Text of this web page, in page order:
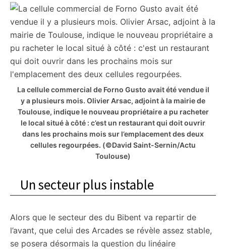
La cellule commercial de Forno Gusto avait été vendue il
y a plusieurs mois. Olivier Arsac, adjoint à la mairie de
Toulouse, indique le nouveau propriétaire a pu racheter
le local situé à côté : c’est un restaurant qui doit ouvrir
dans les prochains mois sur l’emplacement des deux
cellules regourpées. (©David Saint-Sernin/Actu
Toulouse)
Un secteur plus instable
Alors que le secteur des du Bibent va repartir de
l’avant, que celui des Arcades se révèle assez stable,
se posera désormais la question du linéaire